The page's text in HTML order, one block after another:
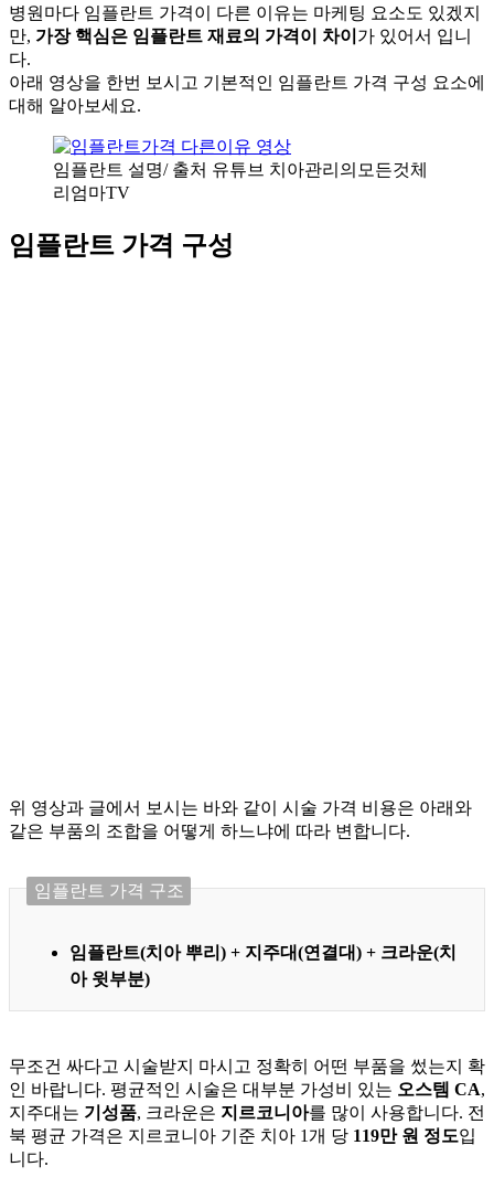
병원마다 임플란트 가격이 다른 이유는 마케팅 요소도 있겠지
만, 가장 핵심은 임플란트 재료의 가격이 차이 가 있어서 입니
다.
아래 영상을 한번 보시고 기본적인 임플란트 가격 구성 요소에
대해 알아보세요.
임플란트 설명/ 출처 유튜브 치아관리의모든것체
리엄마TV
임플란트 가격 구성
위 영상과 글에서 보시는 바와 같이 시술 가격 비용은 아래와
같은 부품의 조합을 어떻게 하느냐에 따라 변합니다.
임플란트 가격 구조
임플란트(치아 뿌리) + 지주대(연결대) + 크라운(치
아 윗부분)
무조건 싸다고 시술받지 마시고 정확히 어떤 부품을 썼는지 확
인 바랍니다. 평균적인 시술은 대부분 가성비 있는 오스템 CA,
지주대는 기성품, 크라운은 지르코니아를 많이 사용합니다. 전
북 평균 가격은 지르코니아 기준 치아 1개 당 119만 원 정도입
니다.